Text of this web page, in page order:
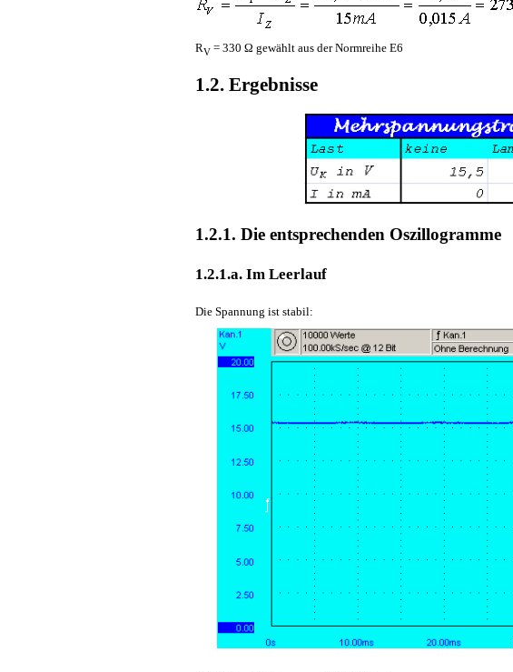
RV = 330 Ω gewählt aus der Normreihe E6
1.2. Ergebnisse
1.2.1. Die entsprechenden Oszillogramme
1.2.1.a. Im Leerlauf
Die Spannung ist stabil: